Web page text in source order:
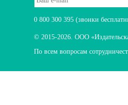
0 800 300 395 (звонки
© 2015-2026. ООО
По всем вопросам